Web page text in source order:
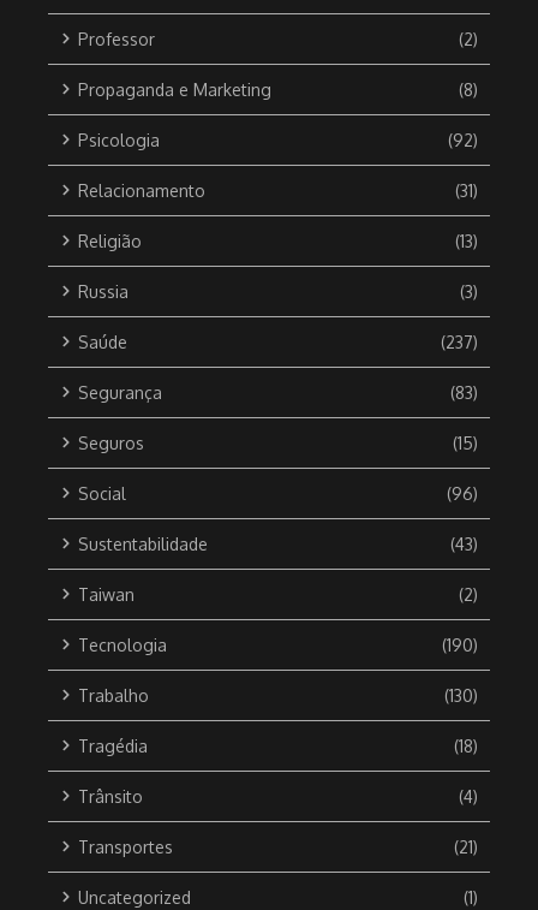
Professor (2)
Propaganda e Marketing (8)
Psicologia (92)
Relacionamento (31)
Religião (13)
Russia (3)
Saúde (237)
Segurança (83)
Seguros (15)
Social (96)
Sustentabilidade (43)
Taiwan (2)
Tecnologia (190)
Trabalho (130)
Tragédia (18)
Trânsito (4)
Transportes (21)
Uncategorized (1)